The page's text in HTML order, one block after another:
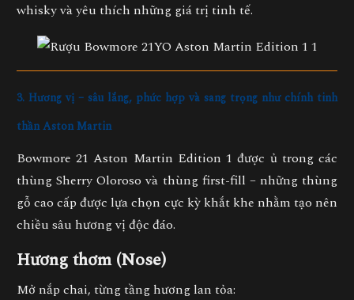
whisky và yêu thích những giá trị tinh tế.
3. Hương vị – sâu lắng, phức hợp và sang trọng như chính tinh
thần Aston Martin
Bowmore 21 Aston Martin Edition 1 được ủ trong các
thùngSherry Oloroso và thùng first-fill – những thùng
gỗ cao cấp được lựa chọn cực kỳ khắt khe nhằm tạo nên
chiều sâu hương vị độc đáo.
Hương thơm (Nose)
Mở nắp chai, từng tầng hương lan tỏa: